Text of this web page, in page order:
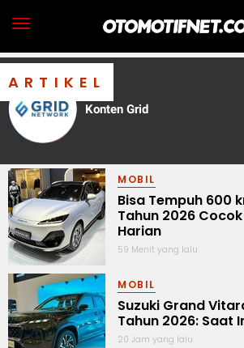
Konten Grid
ARTIKEL
MOBIL
Bisa Tempuh 600
Tahun 2026
Harian
59 Menit yang lalu
MOBIL
Suzuki Grand
Tahun 2026: Saat
20 Jam yang lalu